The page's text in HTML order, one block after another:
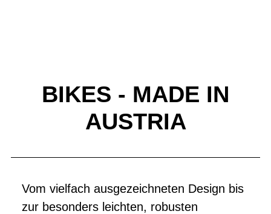
BIKES - MADE IN
AUSTRIA
Vom vielfach ausgezeichneten Design bis
zur besonders leichten, robusten